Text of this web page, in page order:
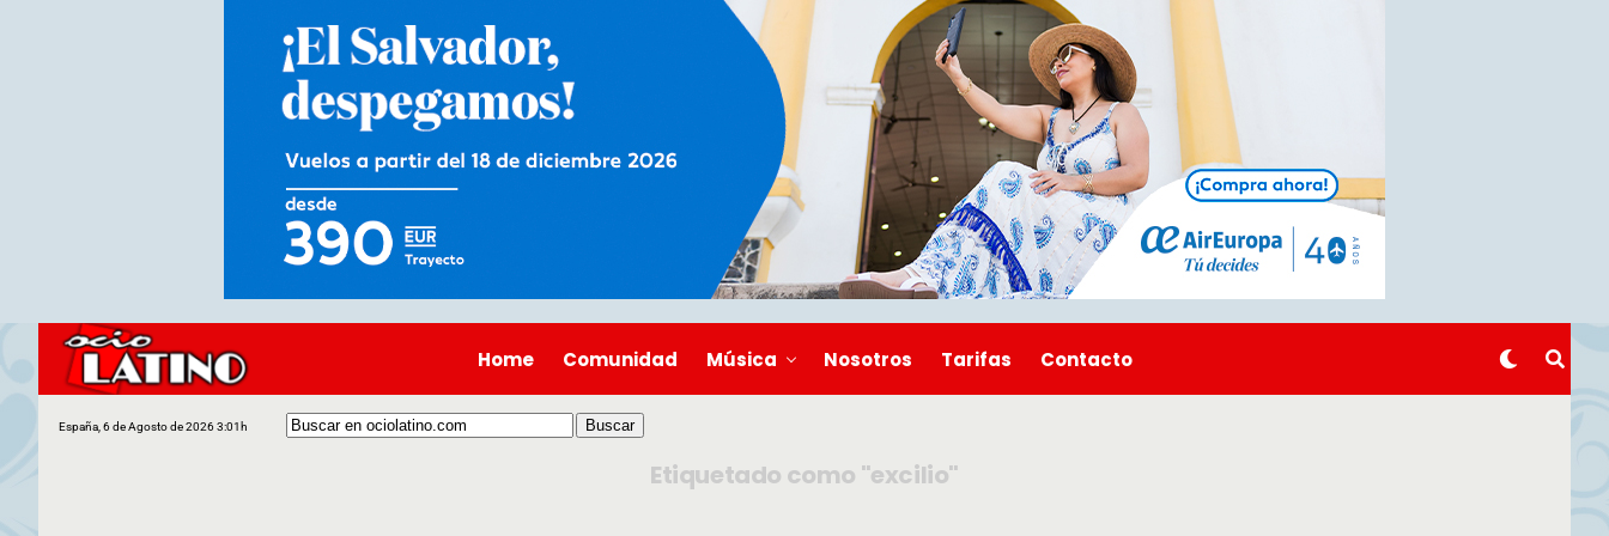
Home Comunidad Música Nosotros Tarifas Contacto
España, 6 de Agosto de 2026 3:01h
Etiquetado como "excilio"